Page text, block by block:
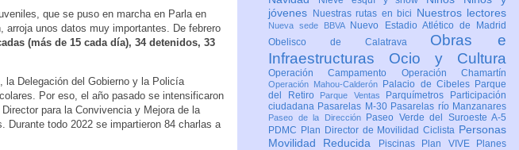
que se puso en marcha en Parla en
arroja unos datos muy importantes. De febrero
(más de 15 cada día), 34 detenidos, 33
la Delegación del Gobierno y la Policía
Por eso, el año pasado se intensificaron
para la Convivencia y Mejora de la
todo 2022 se impartieron 84 charlas a
jóvenes
Nuestras rutas en bici Nuestros lectores
Nueva sede BBVA
Nuevo Estadio Atlético de Madrid
Obelisco de Calatrava Obras e
Infraestructuras Ocio y Cultura
Operación Campamento Operación Chamartín
Operación Mahou-Calderón Palacio de Cibeles Parque
del Retiro
Parque Ventas Parquímetros
Participación
ciudadana Pasarelas M-30 Pasarelas río Manzanares
Paseo de la Dirección
Paseo Verde del Suroeste A-5
PDMC Plan Director de Movilidad Ciclista Personas
Movilidad Reducida
Piscinas Plan VIVE
Planes